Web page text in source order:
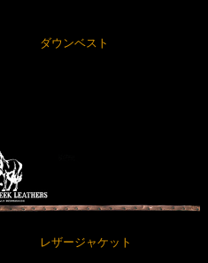
ダウンベスト
レザージャケット